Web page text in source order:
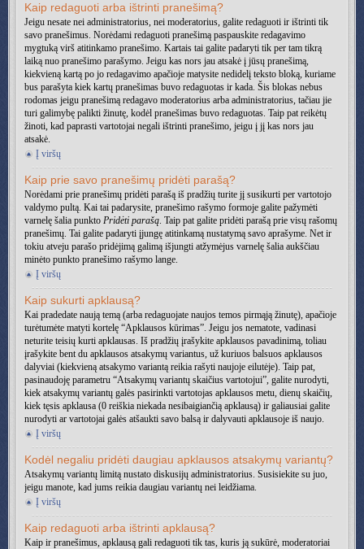
Kaip redaguoti arba ištrinti pranešimą?
Jeigu nesate nei administratorius, nei moderatorius, galite redaguoti ir ištrinti tik
savo pranešimus. Norėdami redaguoti pranešimą paspauskite redagavimo
mygtuką virš atitinkamo pranešimo. Kartais tai galite padaryti tik per tam tikrą
laiką nuo pranešimo parašymo. Jeigu kas nors jau atsakė į jūsų pranešimą,
kiekvieną kartą po jo redagavimo apačioje matysite nedidelį teksto bloką, kuriame
bus parašyta kiek kartų pranešimas buvo redaguotas ir kada. Šis blokas nebus
rodomas jeigu pranešimą redagavo moderatorius arba administratorius, tačiau jie
turi galimybę palikti žinutę, kodėl pranešimas buvo redaguotas. Taip pat reikėtų
žinoti, kad paprasti vartotojai negali ištrinti pranešimo, jeigu į jį kas nors jau
atsakė.
Į viršų
Kaip prie savo pranešimų pridėti parašą?
Norėdami prie pranešimų pridėti parašą iš pradžių turite jį susikurti per vartotojo
valdymo pultą. Kai tai padarysite, pranešimo rašymo formoje galite pažymėti
varnelę šalia punkto Pridėti parašą. Taip pat galite pridėti parašą prie visų rašomų
pranešimų. Tai galite padaryti įjungę atitinkamą nustatymą savo aprašyme. Net ir
tokiu atveju parašo pridėjimą galimą išjungti atžymėjus varnelę šalia aukščiau
minėto punkto pranešimo rašymo lange.
Į viršų
Kaip sukurti apklausą?
Kai pradedate naują temą (arba redaguojate naujos temos pirmąją žinutę), apačioje
turėtumėte matyti kortelę “Apklausos kūrimas”. Jeigu jos nematote, vadinasi
neturite teisių kurti apklausas. Iš pradžių įrašykite apklausos pavadinimą, toliau
įrašykite bent du apklausos atsakymų variantus, už kuriuos balsuos apklausos
dalyviai (kiekvieną atsakymo variantą reikia rašyti naujoje eilutėje). Taip pat,
pasinaudoję parametru “Atsakymų variantų skaičius vartotojui”, galite nurodyti,
kiek atsakymų variantų galės pasirinkti vartotojas apklausos metu, dienų skaičių,
kiek tęsis apklausa (0 reiškia niekada nesibaigiančią apklausą) ir galiausiai galite
nurodyti ar vartotojai galės atšaukti savo balsą ir dalyvauti apklausoje iš naujo.
Į viršų
Kodėl negaliu pridėti daugiau apklausos atsakymų variantų?
Atsakymų variantų limitą nustato diskusijų administratorius. Susisiekite su juo,
jeigu manote, kad jums reikia daugiau variantų nei leidžiama.
Į viršų
Kaip redaguoti arba ištrinti apklausą?
Kaip ir pranešimus, apklausą gali redaguoti tik tas, kuris ją sukūrė, moderatoriai